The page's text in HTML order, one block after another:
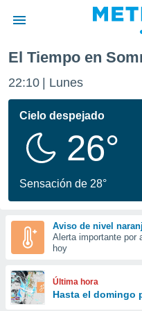
de
por
se
calidad.
a este
las
y
forma
digital
basada
El Tiempo en
22:10 Lunes
Cielo despejado
26°
Sensación de 28°
Aviso de nivel
Alerta importante por
hoy
Última hora
Hasta el domingo